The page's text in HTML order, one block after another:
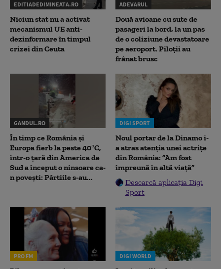
EDITIADEDIMINEATA.RO
Niciun stat nu a activat
mecanismul UE anti-
dezinformare în timpul
crizei din Ceuta
ADEVARUL
Două avioane cu sute de
pasageri la bord, la un pas
de o coliziune devastatoare
pe aeroport. Piloții au
frânat brusc
GANDUL.RO
În timp ce România și
Europa fierb la peste 40°C,
într-o țară din America de
Sud a început o ninsoare ca-
n povești: Pârtiile s-au...
DIGI SPORT
Noul portar de la Dinamo i-
a atras atenția unei actrițe
din România: ”Am fost
împreună în altă viață”
Descarcă aplicația Digi
Sport
PRO FM DIGI WORLD